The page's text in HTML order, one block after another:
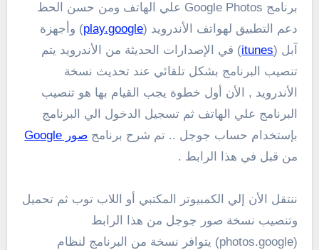
برنامج Google Photos علي الهاتف ومن حسن الحظ
دعم التطبيق لهواتف الأندرويد (play.google) وأجهزة
آبل (itunes) في الإصدارات الحديثة من الأندرويد يتم
تنصيب البرنامج بشكل تلقائي عند تحديث نسخة
الأندرويد , الأن أول خطوة يجب القيام بها هو تنصيب
البرنامج علي الهاتف ثم تسجيل الدخول الي البرنامج
بإستخدام حساب جوجل .. تم شرح برنامج صور Google
من قبل في هذا الرابط .
ننتقل الأن إلي الكمبيوتر المكتبي أو اللاب توب ثم تحميل
وتنصيب نسخة صور جوجل من هذا الرابط
(photos.google) يتوافر نسخة من البرنامج لنظام